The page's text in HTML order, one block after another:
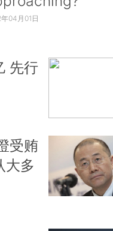
04月01日
先行
受贿
大多